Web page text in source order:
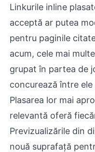
Linkurile inline
acceptă ar putea
pentru paginile
acum, cele mai
grupat în partea de
concurează între
Plasarea lor mai
relevantă oferă
Previzualizările din
nouă suprafață